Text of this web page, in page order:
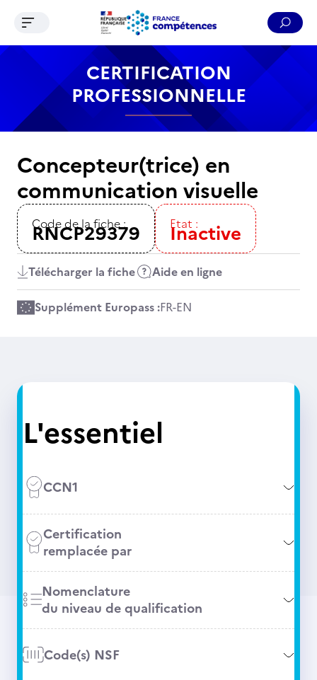
Contenu Recherche Menu Pied de page
Ouvrir le menu de navigation
CERTIFICATION
PROFESSIONNELLE
Concepteur(trice) en
communication visuelle
Code de la fiche :
RNCP29379 Etat :
Inactive
Télécharger la fiche Aide en ligne
Supplément Europass :FR-EN
L'essentiel
CCN1
Certification
remplacée par
Nomenclature
du niveau de qualification
Code(s) NSF